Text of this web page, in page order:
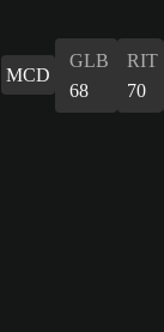
MCD
GLB
68
RIT
70